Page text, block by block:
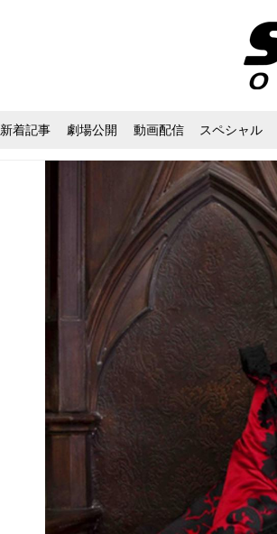
新着記事 劇場公開 動画配信 スペシャル